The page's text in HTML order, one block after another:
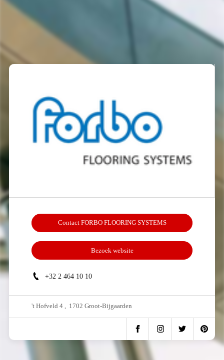
Contact FORBO FLOORING SYSTEMS
Bezoek website
+32 2 464 10 10
't Hofveld 4 , 1702 Groot-Bijgaarden